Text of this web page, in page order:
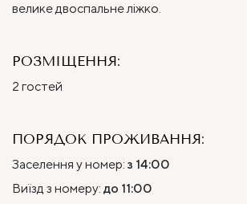
велике двоспальне ліжко.
РОЗМІЩЕННЯ:
2 гостей
ПОРЯДОК ПРОЖИВАННЯ:
Заселення у номер: з 14:00
Виїзд з номеру: до 11:00